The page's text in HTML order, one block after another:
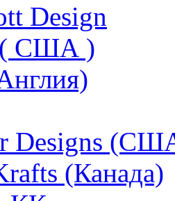
Design
( США )
Designs
(Канада)